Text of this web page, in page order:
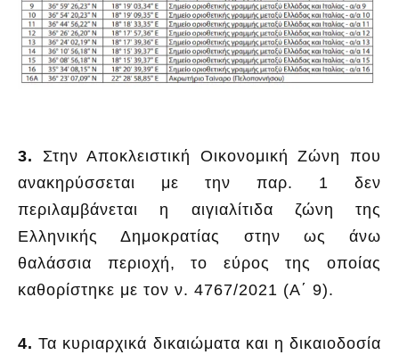
3. Στην Αποκλειστική Οικονομική Ζώνη που
ανακηρύσσεται με την παρ. 1 δεν
περιλαμβάνεται η αιγιαλίτιδα ζώνη της
Ελληνικής Δημοκρατίας στην ως άνω
θαλάσσια περιοχή, το εύρος της οποίας
καθορίστηκε με τον ν. 4767/2021 (Α΄ 9).
4. Τα κυριαρχικά δικαιώματα και η δικαιοδοσία